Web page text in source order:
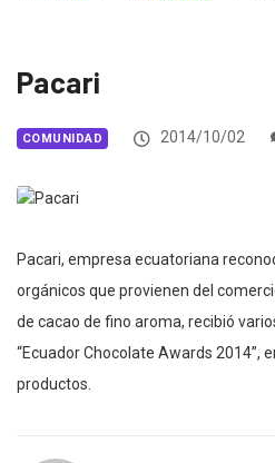
Pacari
COMUNIDAD 2014/10/02
Pacari, empresa ecuatoriana
orgánicos que provienen del
de cacao de fino aroma, recibió
“Ecuador Chocolate Awards 2014”,
productos.